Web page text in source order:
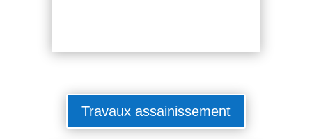
Travaux assainissement